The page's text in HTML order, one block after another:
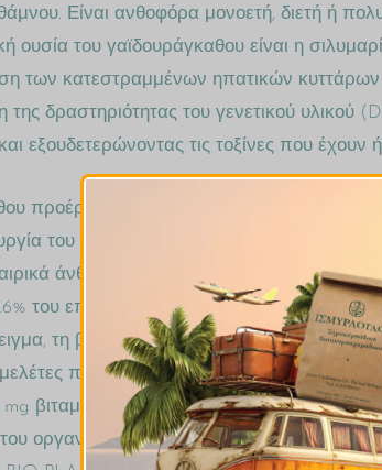
Είναι ανθοφόρα μονοετή, διετή ή
του γαϊδουράγκαθου είναι η
των κατεστραμμένων ηπατικών
δραστηριότητας του γενετικού υλικού
εξουδετερώνοντας τις τοξίνες που έχουν
προέρχεται από την ψυχρή έκθλιψη των
του οργανισμού.
άνθη πιστεύεται ότι είναι
του επιθυμητού ενεργού συστατικού
τη βλάβη του σώματος από τοξίνες
περιγράφουν θετικές επιδράσεις
mg βιταμίνη E στα 100 ml η οποία βοηθά
οργανισμού σε βιταμίνη Ε.